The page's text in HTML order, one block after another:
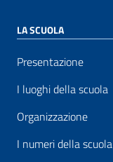
LA SCUOLA
Presentazione
I luoghi della scuola
Organizzazione
I numeri della scuola